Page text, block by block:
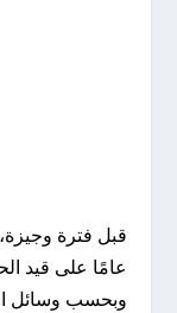
عامًا على قيد
وبحسب وسائل